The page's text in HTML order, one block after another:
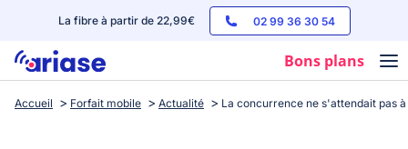
La fibre à partir de 22,99€ 02 99 36 30 54
Bons plans
Box internet
Accueil Forfait mobile Actualité La concurrence ne s'attendait pas